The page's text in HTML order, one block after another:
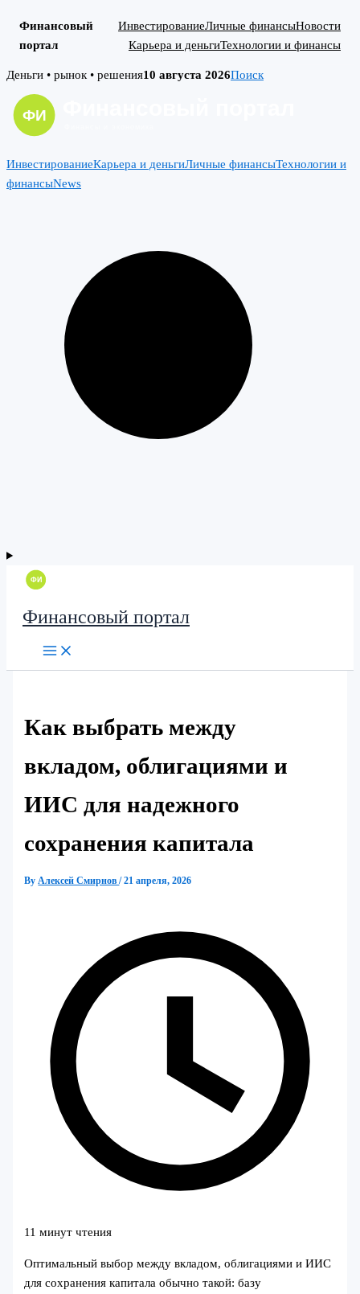
Финансовый
портал
ИнвестированиеЛичные финансыНовости
Карьера и деньгиТехнологии и финансы
Skip
content
Деньги • рынок • решения10 августа 2026Поиск
ИнвестированиеКарьера и деньгиЛичные финансыТехнологии и
финансыNews
Финансовый портал
Как выбрать между
вкладом, облигациями и
ИИС для надежного
сохранения капитала
ByАлексей Смирнов/21 апреля, 2026
11 минут чтения
Оптимальный выбор между вкладом, облигациями и ИИС
для сохранения капитала обычно такой: базу